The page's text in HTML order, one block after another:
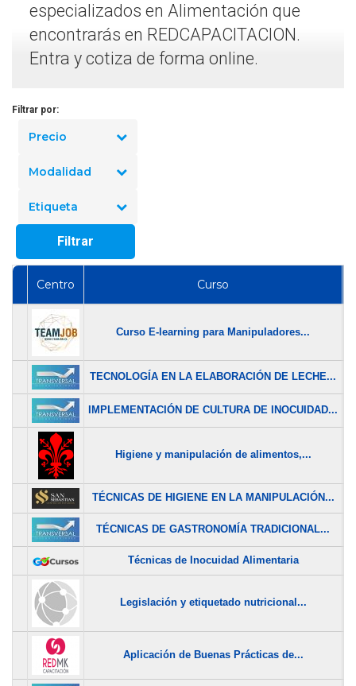
especializados en Alimentación que
encontrarás en REDCAPACITACION.
Entra y cotiza de forma online.
Filtrar por:
Precio
Modalidad
Etiqueta
Filtrar
Centro Curso
Curso E-learning para Manipuladores...
TECNOLOGÍA EN LA ELABORACIÓN DE LECHE...
IMPLEMENTACIÓN DE CULTURA DE INOCUIDAD...
Higiene y manipulación de alimentos,...
TÉCNICAS DE HIGIENE EN LA MANIPULACIÓN...
TÉCNICAS DE GASTRONOMÍA TRADICIONAL...
Técnicas de Inocuidad Alimentaria
Legislación y etiquetado nutricional...
Aplicación de Buenas Prácticas de...